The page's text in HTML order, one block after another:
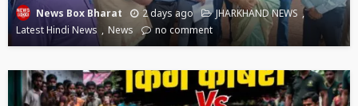
News Box Bharat 2 days ago
JHARKHAND NEWS
Latest Hindi News
News no comment